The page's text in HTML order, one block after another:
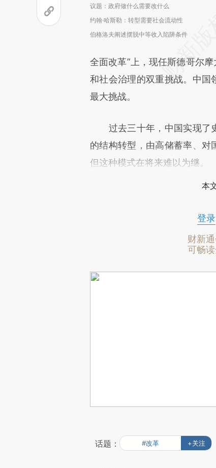
议题：政府做什么需要改什么
约翰·哈斯勒：转型需要社会流动性
伯格洛夫阐述摆脱中等收入陷阱条件
全面改革”上，现任斯德哥尔
和社会治理的双重挑战。中国
最大挑战。
过去三十年，中国实现了
的结构转型，由高储蓄率、对
但这种模式在将来难以为继。
本
登录
财新
可畅
话题： #改革 +关注